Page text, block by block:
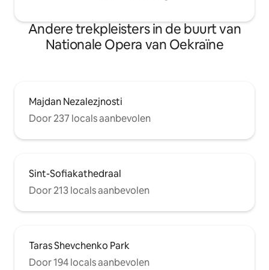
Andere trekpleisters in de buurt van
Nationale Opera van Oekraïne
Majdan Nezalezjnosti
Door 237 locals aanbevolen
Sint-Sofiakathedraal
Door 213 locals aanbevolen
Taras Shevchenko Park
Door 194 locals aanbevolen